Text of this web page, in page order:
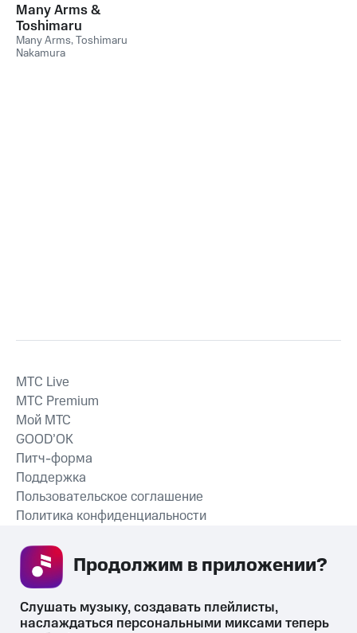
Many Arms &
Toshimaru
Nakamura
Many Arms,Toshimaru
Nakamura
СКАЧАТЬ ПРИЛОЖЕНИЕ
MTС Live
MTС Premium
Мой МТС
GOOD’OK
Питч-форма
Поддержка
Пользовательское соглашение
Политика конфиденциальности
Слушать музыку, создавать плейлисты,
наслаждаться персональными миксами теперь